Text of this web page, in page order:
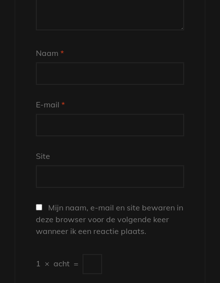
Naam *
E-mail *
Site
Mijn naam, e-mail en site bewaren in
deze browser voor de volgende keer
wanneer ik een reactie plaats.
1 × acht =